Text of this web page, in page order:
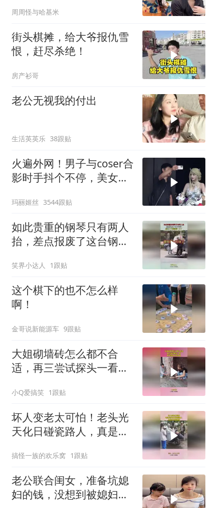
周周怪与哈基米
街头棋摊，给大爷报仇雪
恨，赶尽杀绝！
房产衫哥
老公无视我的付出
生活英英乐 38跟贴
火遍外网！男子与coser合
影时手抖个不停，美女做
玛丽姬丝 3544跟贴
如此贵重的钢琴只有两人
抬，差点报废了这台钢
了
笑界小达人 1跟贴
这个棋下的也不怎么样
啊！
金哥说新能源车 9跟贴
大姐砌墙砖怎么都不合
适，再三尝试探头一看，
小Q爱搞笑 1跟贴
坏人变老太可怕！老头光
天化日碰瓷路人，真是社
搞怪一族的欢乐窝 1跟贴
老公联合闺女，准备坑媳
妇的钱，没想到被媳妇坑